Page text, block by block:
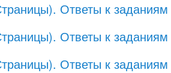
Ответы к заданиям
Ответы к заданиям
Ответы к заданиям